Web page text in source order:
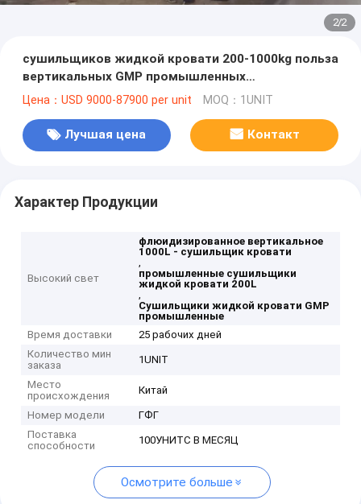
1/2
сушильщиков жидкой кровати 200-1000kg польза
вертикальных GMP промышленных
фармацевтическая
Цена：USD 9000-87900 per unit MOQ：1UNIT
Лучшая цена Контакт
Характер Продукции
Высокий свет
флюидизированное вертикальное
1000L - сушильщик кровати
,
промышленные сушильщики
жидкой кровати 200L
,
Сушильщики жидкой кровати GMP
промышленные
Время доставки
25 рабочих дней
Количество мин
заказа
1UNIT
Место
происхождения
Китай
Номер модели
ГФГ
Поставка
способности
100УНИТС В МЕСЯЦ
Осмотрите больше